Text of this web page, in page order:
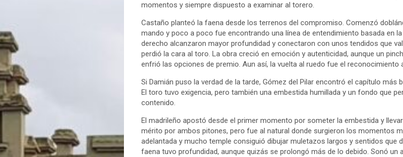
momentos y siempre dispuesto a examinar al torero.
Castaño planteó la faena desde los terrenos del compromiso. Comenzó
mando y poco a poco fue encontrando una línea de entendimiento basada en
derecho alcanzaron mayor profundidad y conectaron con unos tendidos que
perdió la cara al toro. La obra creció en emoción y autenticidad, aunque un
enfrió las opciones de premio. Aun así, la vuelta al ruedo fue el reconocimiento
Si Damián puso la verdad de la tarde, Gómez del Pilar encontró el capítulo más
El toro tuvo exigencia, pero también una embestida humillada y un fondo que
contenido.
El madrileño apostó desde el primer momento por someter la embestida y
mérito por ambos pitones, pero fue al natural donde surgieron los momentos
adelantada y mucho temple consiguió dibujar muletazos largos y sentidos que
faena tuvo profundidad, aunque quizás se prolongó más de lo debido. Sonó un